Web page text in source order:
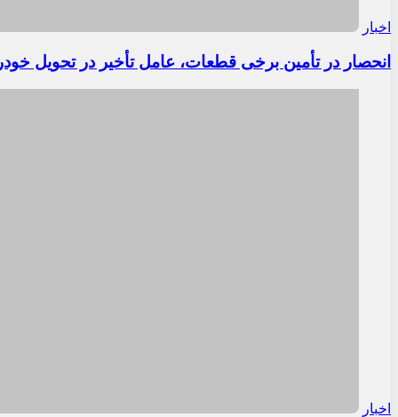
اخبار
انحصار در تأمین برخی قطعات، عامل تأخیر در تحویل
اخبار